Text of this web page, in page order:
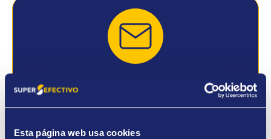
Esta página web usa cookies
Contáctanos por mail rellenando con tus